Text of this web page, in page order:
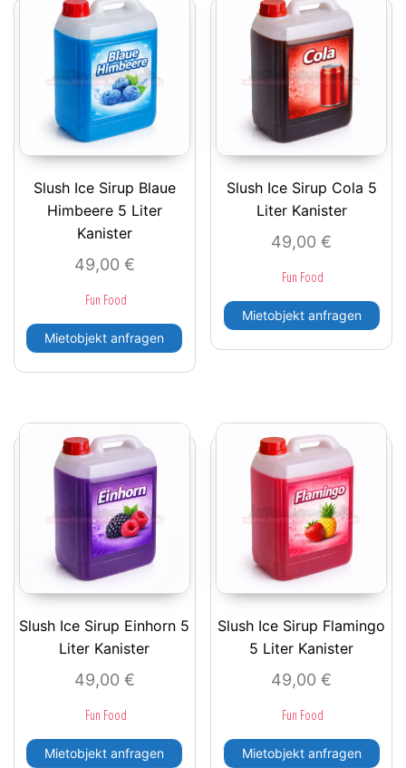
Slush Ice Sirup Blaue
Himbeere 5 Liter
Kanister
49,00 €
Fun Food
Mietobjekt anfragen
Slush Ice Sirup Cola 5
Liter Kanister
49,00€
Fun Food
Mietobjekt anfragen
Slush Ice Sirup Einhorn 5
Liter Kanister
49,00 €
Fun Food
Mietobjekt anfragen
Slush Ice Sirup Flamingo
5 Liter Kanister
49,00€
Fun Food
Mietobjekt anfragen